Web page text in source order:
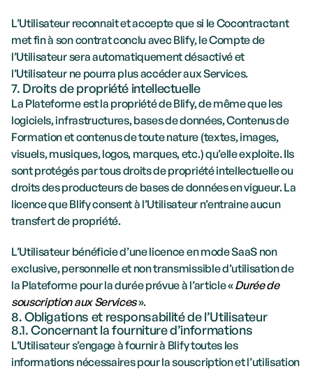
L’Utilisateur reconnait et accepte que si le Cocontractant
met fin à son contrat conclu avec Blify, le Compte de
l’Utilisateur sera automatiquement désactivé et
l’Utilisateur ne pourra plus accéder aux Services.
7. Droits de propriété intellectuelle
La Plateforme est la propriété de Blify, de même que les
logiciels, infrastructures, bases de données, Contenus de
Formation et contenus de toute nature (textes, images,
visuels, musiques, logos, marques, etc.) qu’elle exploite. Ils
sont protégés par tous droits de propriété intellectuelle ou
droits des producteurs de bases de données en vigueur. La
licence que Blify consent à l’Utilisateur n’entraine aucun
transfert de propriété.
L’Utilisateur bénéficie d’une licence en mode SaaS non
exclusive, personnelle et non transmissible d’utilisation de
la Plateforme pour la durée prévue à l’article « Durée de
souscription aux Services ».
8. Obligations et responsabilité de l’Utilisateur
8.1. Concernant la fourniture d’informations
L’Utilisateur s’engage à fournir à Blify toutes les
informations nécessaires pour la souscription et l’utilisation